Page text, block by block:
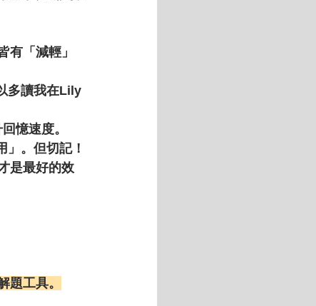
「減輕」
多讀我在Lily
憶速度。
」。但切記！
是最好的效
題工具。